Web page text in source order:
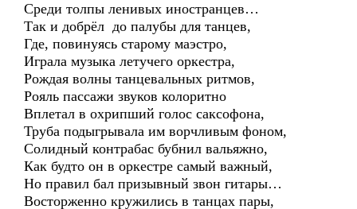
Среди толпы ленивых иностранцев…
Так и добрёл до палубы для танцев,
Где, повинуясь старому маэстро,
Играла музыка летучего оркестра,
Рождая волны танцевальных ритмов,
Рояль пассажи звуков колоритно
Вплетал в охрипший голос саксофона,
Труба подыгрывала им ворчливым фоном,
Солидный контрабас бубнил вальяжно,
Как будто он в оркестре самый важный,
Но правил бал призывный звон гитары…
Восторженно кружились в танцах пары,